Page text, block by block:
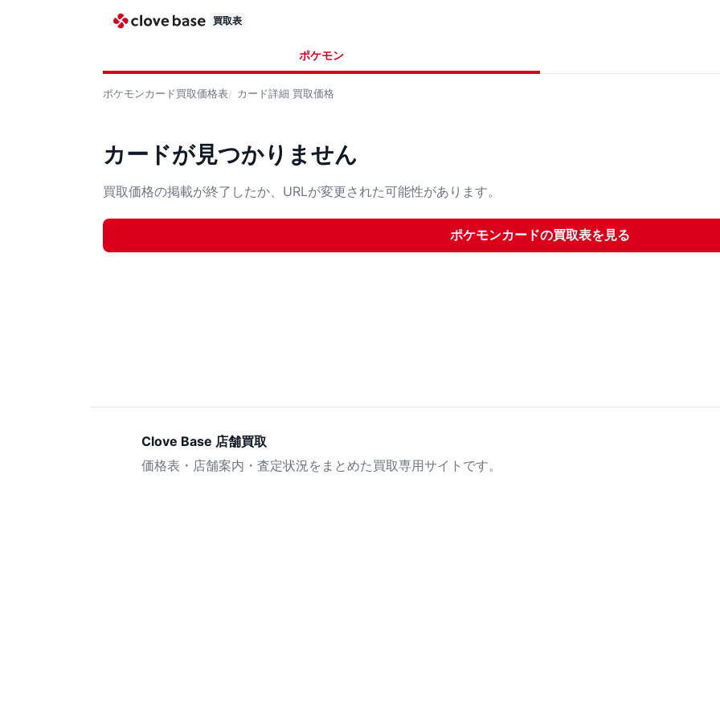
買取表
ポケモン
ポケモンカード買取価格表 カード詳細 買取価格
カードが見つかりません
買取価格の掲載が終了したか、URLが変更された可能性があります。
ポケモンカードの買取表を見る
Clove Base 店舗買取
価格表・店舗案内・査定状況をまとめた買取専用サイトです。